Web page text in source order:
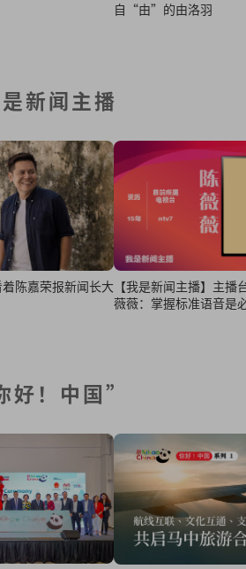
自“由”的由洛羽
新闻主播
着陈嘉荣报新闻长大【我是新闻主播】主播
薇薇：掌握标准语音是
好！中国”